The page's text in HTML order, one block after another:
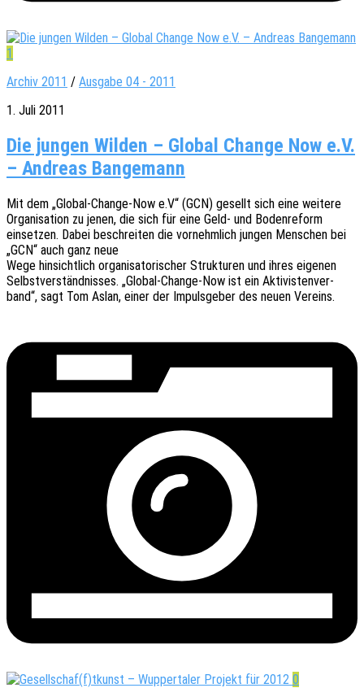
1
Archiv 2011 / Ausgabe 04 - 2011
1. Juli 2011
Die jungen Wilden – Global Change Now e.V.
– Andreas Bangemann
Mit dem „Global-Change-Now e.V“ (GCN) gesellt sich eine weite­re
Orga­ni­sa­ti­on zu jenen, die sich für eine Geld- und Boden­re­form
einset­zen. Dabei beschrei­ten die vornehm­lich jungen Menschen bei
„GCN“ auch ganz neue
Wege hinsicht­lich orga­ni­sa­to­ri­scher Struk­tu­ren und ihres eige­nen
Selbst­ver­ständ­nis­ses. „Global-Change-Now ist ein Akti­vis­ten­ver­
band“, sagt Tom Aslan, einer der Impuls­ge­ber des neuen Vereins.
0